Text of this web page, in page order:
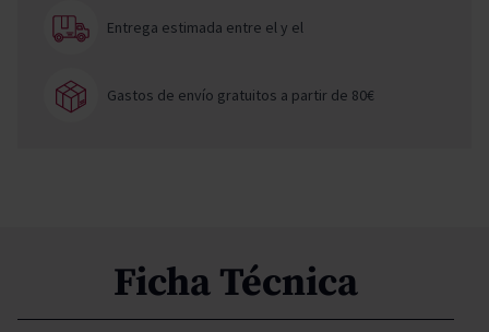
Entrega estimada entre ely el
Gastos de envío gratuitos a partir de 80€
Ficha Técnica